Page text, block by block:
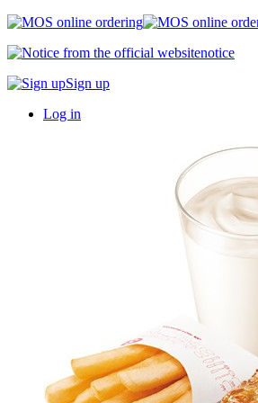
notice
Sign up
Log in